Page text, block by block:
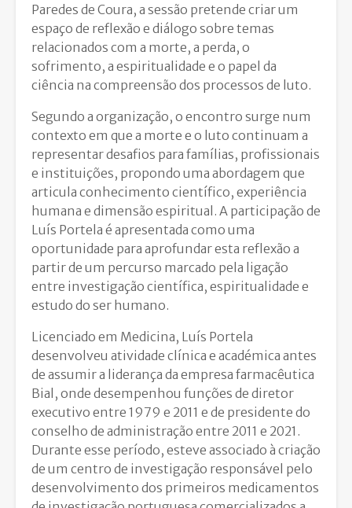
Paredes de Coura, a sessão pretende criar um
espaço de reflexão e diálogo sobre temas
relacionados com a morte, a perda, o
sofrimento, a espiritualidade e o papel da
ciência na compreensão dos processos de luto.
Segundo a organização, o encontro surge num
contexto em que a morte e o luto continuam a
representar desafios para famílias, profissionais
e instituições, propondo uma abordagem que
articula conhecimento científico, experiência
humana e dimensão espiritual. A participação de
Luís Portela é apresentada como uma
oportunidade para aprofundar esta reflexão a
partir de um percurso marcado pela ligação
entre investigação científica, espiritualidade e
estudo do ser humano.
Licenciado em Medicina, Luís Portela
desenvolveu atividade clínica e académica antes
de assumir a liderança da empresa farmacêutica
Bial, onde desempenhou funções de diretor
executivo entre 1979 e 2011 e de presidente do
conselho de administração entre 2011 e 2021.
Durante esse período, esteve associado à criação
de um centro de investigação responsável pelo
desenvolvimento dos primeiros medicamentos